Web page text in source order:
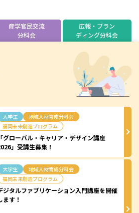
産学官民交流
分科会
広報・ブラン
ディング分科会
大学生
地域人材育成分科会
福岡未来創造プログラム
「グローバル・キャリア・デザイン講座
」受講生募集！
大学生
地域人材育成分科会
福岡未来創造プログラム
ジタルファブリケーション入門講座を開催
ます！